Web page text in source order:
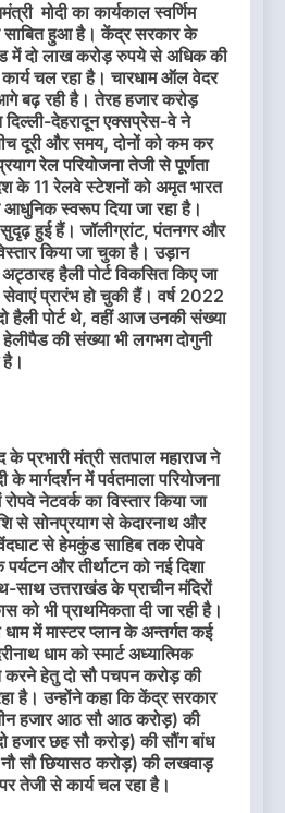
मोदी का कार्यकाल स्वर्णिम
साबित हुआ है। केंद्र सरकार के
में दो लाख करोड़ रुपये से अधिक की
चल रहा है। चारधाम ऑल वेदर
बढ़ रही है। तेरह हजार करोड़
दिल्ली-देहरादून एक्सप्रेस-वे ने
दूरी और समय, दोनों को कम कर
रेल परियोजना तेजी से पूर्णता
के 11 रेलवे स्टेशनों को अमृत भारत
स्वरूप दिया जा रहा है।
सुदृढ़ हुई हैं। जॉलीग्रांट, पंतनगर और
किया जा चुका है। उड़ान
हैली पोर्ट विकसित किए जा
प्रारंभ हो चुकी हैं। वर्ष 2022
हैली पोर्ट थे, वहीं आज उनकी संख्या
की संख्या भी लगभग दोगुनी
प्रभारी मंत्री सतपाल महाराज ने
मार्गदर्शन में पर्वतमाला परियोजना
नेटवर्क का विस्तार किया जा
से सोनप्रयाग से केदारनाथ और
से हेमकुंड साहिब तक रोपवे
और तीर्थाटन को नई दिशा
साथ उत्तराखंड के प्राचीन मंदिरों
को भी प्राथमिकता दी जा रही है।
में मास्टर प्लान के अन्तर्गत कई
धाम को स्मार्ट अध्यात्मिक
हेतु दो सौ पचपन करोड़ की
है। उन्होंने कहा कि केंद्र सरकार
हजार आठ सौ आठ करोड़) की
हजार छह सौ करोड़) की सौंग बांध
सौ छियासठ करोड़) की लखवाड़
तेजी से कार्य चल रहा है।